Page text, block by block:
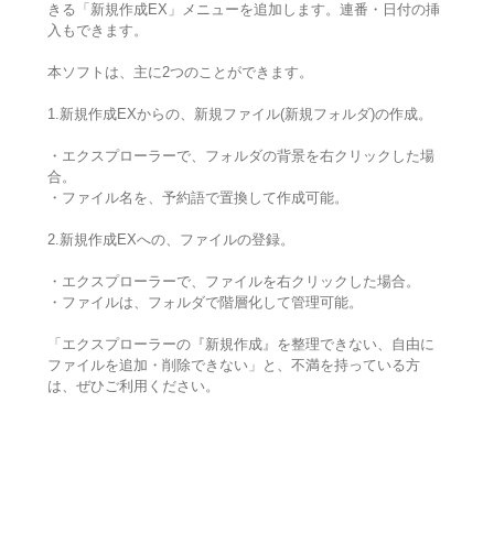
きる「新規作成EX」メニューを追加します。連番・日付の挿
入もできます。
本ソフトは、主に2つのことができます。
1.新規作成EXからの、新規ファイル(新規フォルダ)の作成。
・エクスプローラーで、フォルダの背景を右クリックした場
合。
・ファイル名を、予約語で置換して作成可能。
2.新規作成EXへの、ファイルの登録。
・エクスプローラーで、ファイルを右クリックした場合。
・ファイルは、フォルダで階層化して管理可能。
「エクスプローラーの『新規作成』を整理できない、自由に
ファイルを追加・削除できない」と、不満を持っている方
は、ぜひご利用ください。